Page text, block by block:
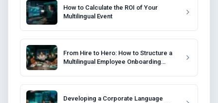
How to Calculate the ROI of Your
Multilingual Event
From Hire to Hero: How to Structure a
Multilingual Employee Onboarding
Developing a Corporate Language